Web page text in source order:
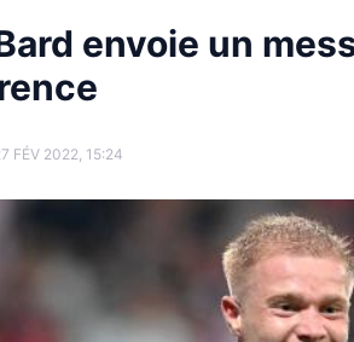
envoie un
FÉV 2022, 15:24